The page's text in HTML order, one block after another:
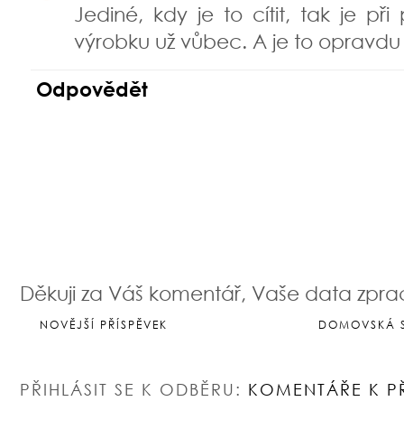
Jediné, kdy je to cítit, tak je při
výrobku už vůbec. A je to
Odpovědět
Děkuji za Váš komentář, Vaše data
NOVĚJŠÍ PŘÍSPĚVEK DOMOVSKÁ
PŘIHLÁSIT SE K ODBĚRU: KOMENTÁŘE K